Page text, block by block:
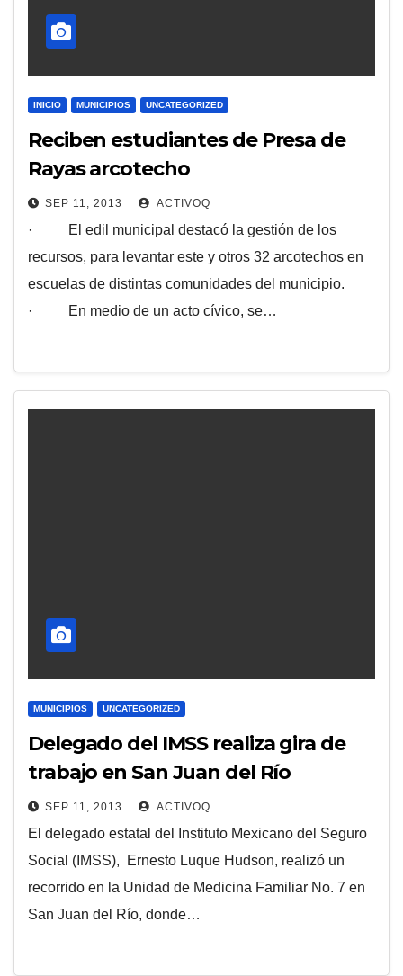
INICIO MUNICIPIOS UNCATEGORIZED
Reciben estudiantes de Presa de
Rayas arcotecho
SEP 11, 2013 ACTIVOQ
· El edil municipal destacó la gestión de los
recursos, para levantar este y otros 32 arcotechos en
escuelas de distintas comunidades del municipio.
· En medio de un acto cívico, se…
MUNICIPIOS UNCATEGORIZED
Delegado del IMSS realiza gira de
trabajo en San Juan del Río
SEP 11, 2013 ACTIVOQ
El delegado estatal del Instituto Mexicano del Seguro
Social (IMSS), Ernesto Luque Hudson, realizó un
recorrido en la Unidad de Medicina Familiar No. 7 en
San Juan del Río, donde…